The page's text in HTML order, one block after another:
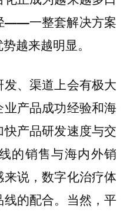
——一整套解决方案
越来越明显。
、渠道上会有极大
产品成功经验和海
产品研发速度与交
的销售与海内外销
说，数字化治疗体
的配合。当然，平